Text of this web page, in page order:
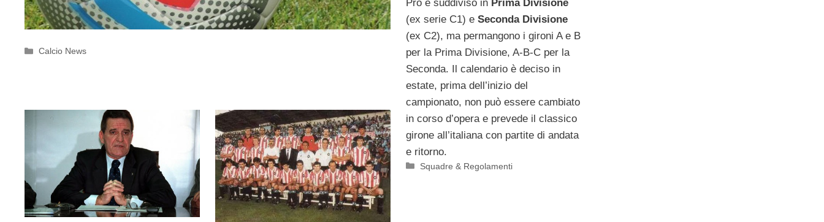
Categorie
Calcio News
Pro è suddiviso in Prima Divisione
(ex serie C1) e Seconda Divisione
(ex C2), ma permangono i gironi A e B
per la Prima Divisione, A-B-C per la
Seconda. Il calendario è deciso in
estate, prima dell’inizio del
campionato, non può essere cambiato
in corso d’opera e prevede il classico
girone all’italiana con partite di andata
e ritorno.
Categorie
Squadre & Regolamenti